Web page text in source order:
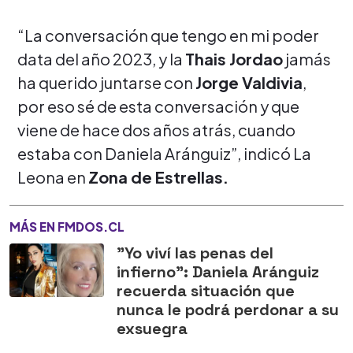
“La conversación que tengo en mi poder
data del año 2023, y la Thais Jordao jamás
ha querido juntarse con Jorge Valdivia,
por eso sé de esta conversación y que
viene de hace dos años atrás, cuando
estaba con Daniela Aránguiz”, indicó La
Leona en Zona de Estrellas.
MÁS EN FMDOS.CL
"Yo viví las penas del
infierno": Daniela Aránguiz
recuerda situación que
nunca le podrá perdonar a su
exsuegra